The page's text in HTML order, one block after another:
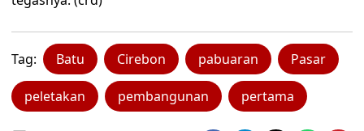
Tag: Batu Cirebon pabuaran Pasar
peletakan pembangunan pertama